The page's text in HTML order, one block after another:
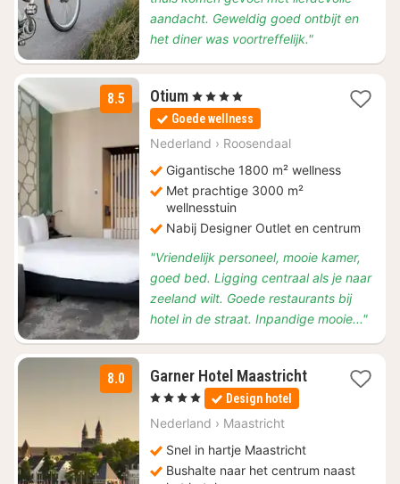
aandacht. Geweldig goed ontbijt en
het diner was voortreffelijk."
8.5 Otium1
nacht
vanaf
€
, 4 Sterren
Goede wellness
Nederland › Roosendaal
Gigantische 1800 m² wellness
Met prachtige 3000 m²
wellnesstuin
Nabij Designer Outlet en centrum
"Vriendelijk personeel, mooie kamer,
goed bed. Ligging centraal als je naar
zeeland wilt. Goede restaurants bij
hotel in de straat. Inpandige mooie..."
8.0 Garner Hotel Maastricht1
, 4 Sterren Design hotel
Nederland › Maastricht
Snel in hartje Maastricht
Bushalte naar het centrum naast